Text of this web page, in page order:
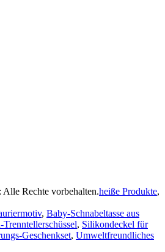
Rechte vorbehalten.heiße Produkte,
, Baby-Schnabeltasse aus
, Silikondeckel für
Geschenkset, Umweltfreundliches